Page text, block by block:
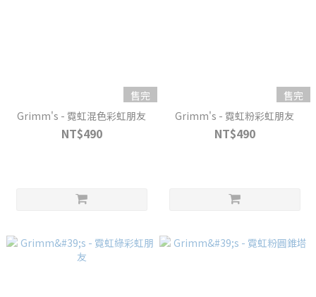
售完
Grimm's - 霓虹混色彩虹朋友
NT$490
售完
Grimm's - 霓虹粉彩虹朋友
NT$490